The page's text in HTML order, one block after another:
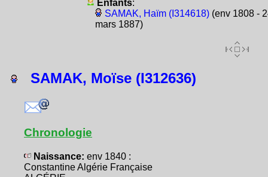
Enfants:
SAMAK, Haïm (I314618)(env 1808 -
mars 1887)
SAMAK, Moïse (I312636)
Chronologie
Naissance: env 1840 :
Constantine Algérie Française